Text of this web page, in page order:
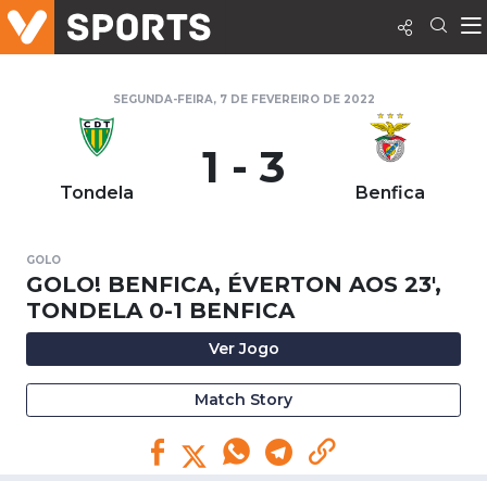
SEGUNDA-FEIRA, 7 DE FEVEREIRO DE 2022
Tondela 1 - 3 Benfica
GOLO
GOLO! BENFICA, ÉVERTON AOS 23',
TONDELA 0-1 BENFICA
Ver Jogo
Match Story